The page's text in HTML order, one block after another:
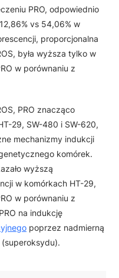
PRO, odpowiednio
vs 54,06% w
proporcjonalna
była wyższa tylko w
w porównaniu z
PRO znacząco
29, SW-480 i SW-620,
mechanizmy indukcji
komórek.
wyższą
w komórkach HT-29,
w porównaniu z
na indukcję
poprzez nadmierną